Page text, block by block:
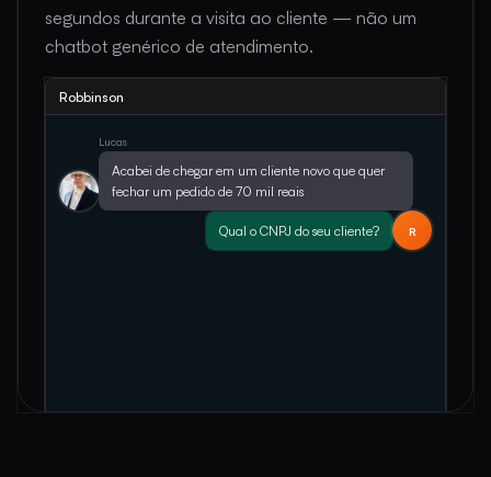
segundos durante a visita ao cliente — não um
chatbot genérico de atendimento.
Robbinson
Lucas
Acabei de chegar em um cliente novo que quer
fechar um pedido de 70 mil reais
Qual o CNPJ do seu cliente? R